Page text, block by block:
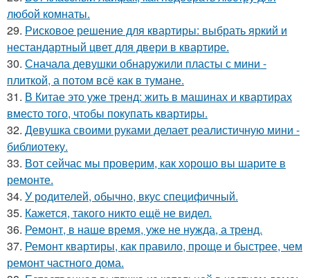
любой комнаты.
29. Рисковое решение для квартиры: выбрать яркий и
нестандартный цвет для двери в квартире.
30. Сначала девушки обнаружили пласты с мини -
плиткой, а потом всё как в тумане.
31. В Китае это уже тренд: жить в машинах и квартирах
вместо того, чтобы покупать квартиры.
32. Девушка своими руками делает реалистичную мини -
библиотеку.
33. Вот сейчас мы проверим, как хорошо вы шарите в
ремонте.
34. У родителей, обычно, вкус специфичный.
35. Кажется, такого никто ещё не видел.
36. Ремонт, в наше время, уже не нужда, а тренд.
37. Ремонт квартиры, как правило, проще и быстрее, чем
ремонт частного дома.